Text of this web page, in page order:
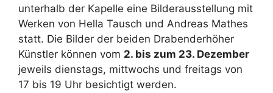
unterhalb der Kapelle eine Bilderausstellung mit
Werken von Hella Tausch und Andreas Mathes
statt. Die Bilder der beiden Drabenderhöher
Künstler können vom 2. bis zum 23. Dezember
jeweils dienstags, mittwochs und freitags von
17 bis 19 Uhr besichtigt werden.